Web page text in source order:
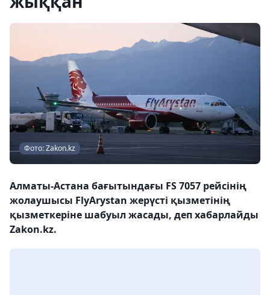
Фото: Zakon.kz
Алматы-Астана бағытындағы FS 7057 рейсінің
жолаушысы FlyArystan жерүсті қызметінің
қызметкеріне шабуыл жасады, деп хабарлайды
Zakon.kz.